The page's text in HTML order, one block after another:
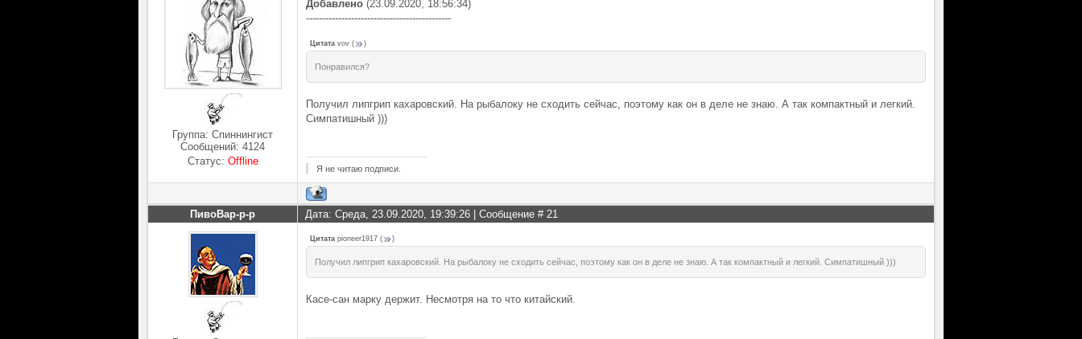
Группа: Спиннингист
Сообщений: 4124
Статус: Offline
Добавлено (23.09.2020, 18:56:34)
---------------------------------------------
Цитата vov ( )
Понравился?
Получил липгрип кахаровский. На рыбалоку не сходить сейчас, поэтому как он в деле не знаю. А так компактный и легкий.
Симпатишный )))
Я не читаю подписи.
ПивоВар-р-р Дата: Среда, 23.09.2020, 19:39:26 | Сообщение # 21
Цитата pioneer1917 ( )
Получил липгрип кахаровский. На рыбалоку не сходить сейчас, поэтому как он в деле не знаю. А так компактный и легкий. Симпатишный )))
Касе-сан марку держит. Несмотря на то что китайский.